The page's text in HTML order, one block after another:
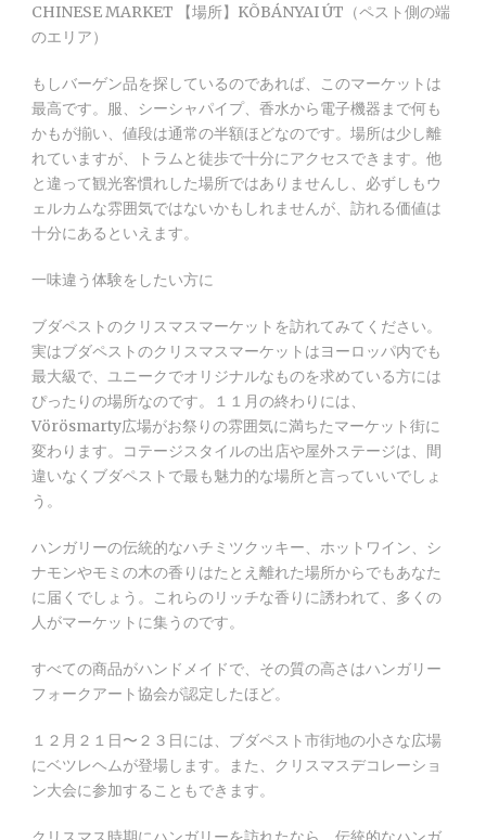
CHINESE MARKET 【場所】KÕBÁNYAI ÚT（ペスト側の端
のエリア）
もしバーゲン品を探しているのであれば、このマーケットは
最高です。服、シーシャパイプ、香水から電子機器まで何も
かもが揃い、値段は通常の半額ほどなのです。場所は少し離
れていますが、トラムと徒歩で十分にアクセスできます。他
と違って観光客慣れした場所ではありませんし、必ずしもウ
ェルカムな雰囲気ではないかもしれませんが、訪れる価値は
十分にあるといえます。
一味違う体験をしたい方に
ブダペストのクリスマスマーケットを訪れてみてください。
実はブダペストのクリスマスマーケットはヨーロッパ内でも
最大級で、ユニークでオリジナルなものを求めている方には
ぴったりの場所なのです。１１月の終わりには、
Vörösmarty広場がお祭りの雰囲気に満ちたマーケット街に
変わります。コテージスタイルの出店や屋外ステージは、間
違いなくブダペストで最も魅力的な場所と言っていいでしょ
う。
ハンガリーの伝統的なハチミツクッキー、ホットワイン、シ
ナモンやモミの木の香りはたとえ離れた場所からでもあなた
に届くでしょう。これらのリッチな香りに誘われて、多くの
人がマーケットに集うのです。
すべての商品がハンドメイドで、その質の高さはハンガリー
フォークアート協会が認定したほど。
１２月２１日〜２３日には、ブダペスト市街地の小さな広場
にベツレヘムが登場します。また、クリスマスデコレーショ
ン大会に参加することもできます。